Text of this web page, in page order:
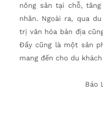
nông sản tại chỗ,
nhân. Ngoài ra, qua
trị văn hóa bản địa
Đấy cũng là một sản
mang đến cho du
Báo